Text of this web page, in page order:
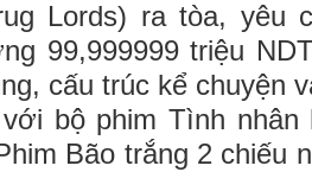
Lords) ra tòa, yêu
99,999999 triệu
cấu trúc kể chuyện
bộ phim Tình nhân
Bão trắng 2 chiếu